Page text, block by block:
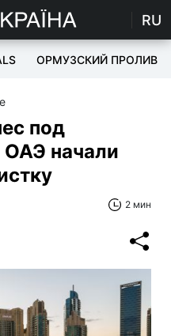
RU
ОРМУЗСКИЙ ПРОЛИВ
под
ОАЭ начали
2 мин